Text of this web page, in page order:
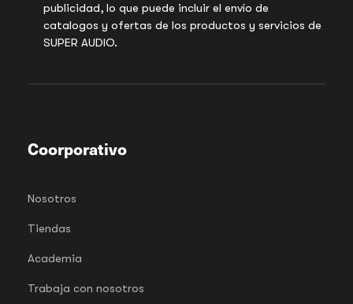
publicidad, lo que puede incluir el envío de
catalogos y ofertas de los productos y servicios de
SUPER AUDIO.
Coorporativo
Nosotros
Tiendas
Academia
Trabaja con nosotros